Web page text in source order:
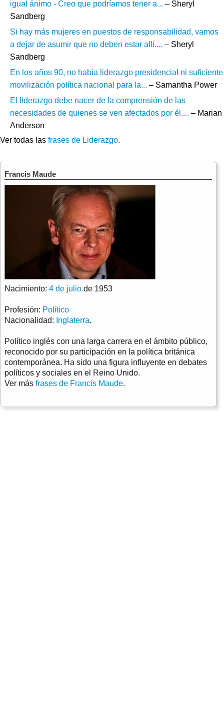
igual ánimo - Creo que podríamos tener a... – Sheryl
Sandberg
Si hay más mujeres en puestos de responsabilidad, vamos
a dejar de asumir que no deben estar allí.... – Sheryl
Sandberg
En los años 90, no había liderazgo presidencial ni suficiente
movilización política nacional para la... – Samantha Power
El liderazgo debe nacer de la comprensión de las
necesidades de quienes se ven afectados por él.... – Marian
Anderson
Ver todas las frases de Liderazgo.
Francis Maude
Nacimiento: 4 de julio de 1953
Profesión: Político
Nacionalidad: Inglaterra.
Político inglés con una larga carrera en el ámbito público,
reconocido por su participación en la política británica
contemporánea. Ha sido una figura influyente en debates
políticos y sociales en el Reino Unido.
Ver más frases de Francis Maude.